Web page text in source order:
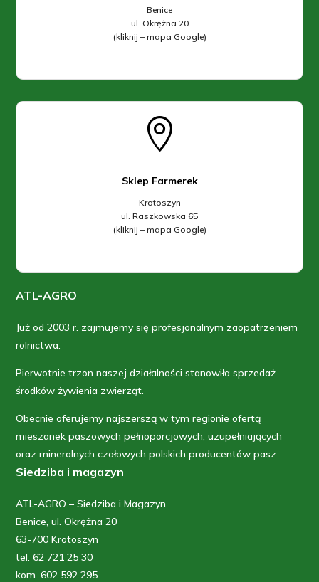
Benice
ul. Okrężna 20
(kliknij – mapa Google)

Sklep Farmerek
Krotoszyn
ul. Raszkowska 65
(kliknij – mapa Google)
ATL-AGRO
Już od 2003 r. zajmujemy się profesjonalnym zaopatrzeniem
rolnictwa.
Pierwotnie trzon naszej działalności stanowiła sprzedaż
środków żywienia zwierząt.
Obecnie oferujemy najszerszą w tym regionie ofertą
mieszanek paszowych pełnoporcjowych, uzupełniających
oraz mineralnych czołowych polskich producentów pasz.
Siedziba i magazyn
ATL-AGRO – Siedziba i Magazyn
Benice, ul. Okrężna 20
63-700 Krotoszyn
tel. 62 721 25 30
kom. 602 592 295